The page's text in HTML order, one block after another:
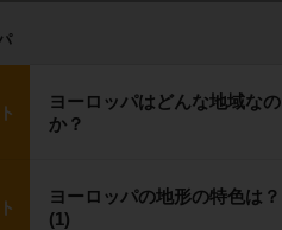
ヨーロッパはどんな地域なの
か？
ヨーロッパの地形の特色は？
(1)